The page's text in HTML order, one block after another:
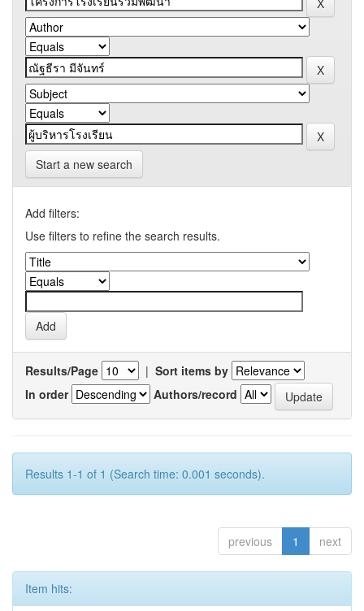
Start a new search
Add filters:
Use filters to refine the search results.
Results/Page | Sort items by
In order
Authors/record
Results 1-1 of 1 (Search time: 0.001 seconds).
previous 1 next
Item hits: